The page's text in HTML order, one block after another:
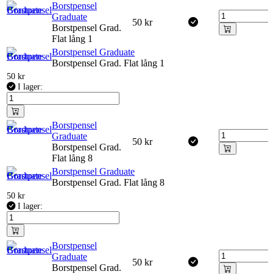
Borstpensel
Graduate
Borstpensel Grad.
Flat lång 1
50 kr
Borstpensel Graduate
Borstpensel Grad. Flat lång 1
50 kr
I lager:
Borstpensel
Graduate
Borstpensel Grad.
Flat lång 8
50 kr
Borstpensel Graduate
Borstpensel Grad. Flat lång 8
50 kr
I lager:
Borstpensel
Graduate
Borstpensel Grad.
50 kr